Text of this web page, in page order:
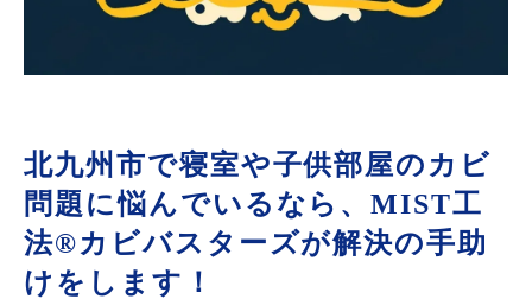
北九州市で寝室や子供部屋のカビ
問題に悩んでいるなら、MIST工
法®カビバスターズが解決の手助
けをします！